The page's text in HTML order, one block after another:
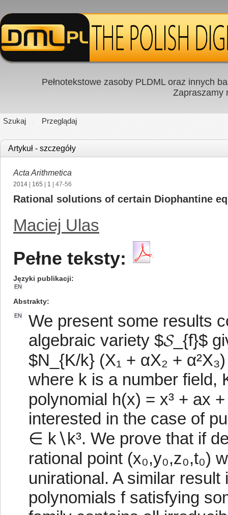
Pełnotekstowe zasoby PLDML oraz innych
Zapraszamy
Szukaj Przeglądaj
Artykuł - szczegóły
Acta Arithmetica
2014 165 1 | 47-56
Rational solutions of certain Diophantine
Maciej Ulas
Pełne teksty:
Języki publikacji
EN
Abstrakty
EN
We present some results
algebraic variety $𝓢_{f}$
$N_{K/k} (X₁ + αX₂ +
where k is a number field,
polynomial h(x) = x³ + ax
interested in the case of
∈ k∖k³. We prove that if
rational point (x₀,y₀,z₀,t₀)
unirational. A similar
polynomials f satisfying